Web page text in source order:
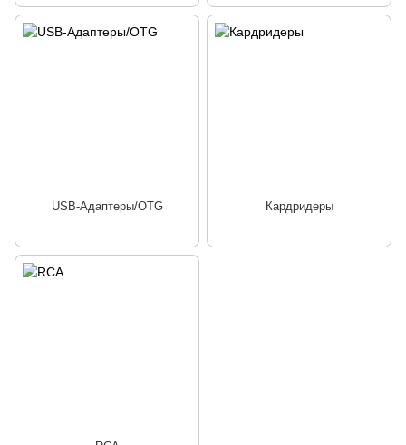
USB-Адаптеры/OTG Кардридеры